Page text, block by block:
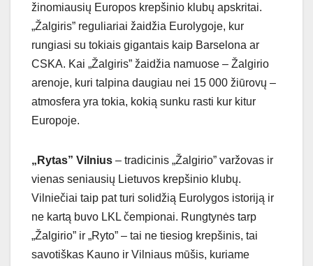
žinomiausių Europos krepšinio klubų apskritai.
„Žalgiris” reguliariai žaidžia Eurolygoje, kur
rungiasi su tokiais gigantais kaip Barselona ar
CSKA. Kai „Žalgiris” žaidžia namuose – Žalgirio
arenoje, kuri talpina daugiau nei 15 000 žiūrovų –
atmosfera yra tokia, kokią sunku rasti kur kitur
Europoje.
„Rytas” Vilnius – tradicinis „Žalgirio” varžovas ir
vienas seniausių Lietuvos krepšinio klubų.
Vilniečiai taip pat turi solidžią Eurolygos istoriją ir
ne kartą buvo LKL čempionai. Rungtynės tarp
„Žalgirio” ir „Ryto” – tai ne tiesiog krepšinis, tai
savotiškas Kauno ir Vilniaus mūšis, kuriame